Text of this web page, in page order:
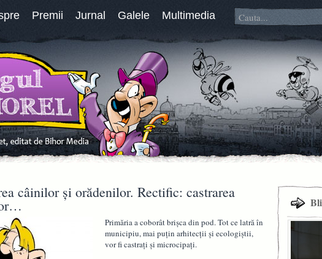
Premii Jurnal Galele Multimedia
câinilor şi orădenilor. Rectific: castrarea
Primăria a coborât brişca din pod. Tot ce latră în
municipiu, mai puţin arhitecţii şi ecologiştii,
vor fi castraţi şi microcipaţi.